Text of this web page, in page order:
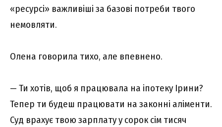
«ресурсі» важливіші за базові потреби твого
немовляти.
Олена говорила тихо, але впевнено.
— Ти хотів, щоб я працювала на іпотеку Ірини?
Тепер ти будеш працювати на законні аліменти.
Суд врахує твою зарплату у сорок сім тисяч